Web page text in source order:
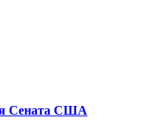
Сената США